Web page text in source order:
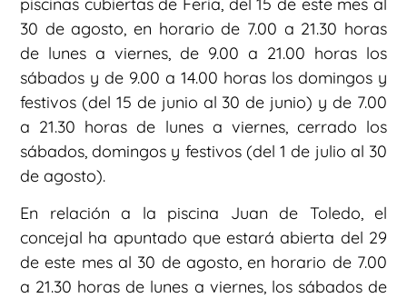
30 de agosto, en horario de 7.00 a 21.30 horas
de lunes a viernes, de 9.00 a 21.00 horas los
sábados y de 9.00 a 14.00 horas los domingos y
festivos (del 15 de junio al 30 de junio) y de 7.00
a 21.30 horas de lunes a viernes, cerrado los
sábados, domingos y festivos (del 1 de julio al 30
de agosto).
En relación a la piscina Juan de Toledo, el
concejal ha apuntado que estará abierta del 29
de este mes al 30 de agosto, en horario de 7.00
a 21.30 horas de lunes a viernes, los sábados de